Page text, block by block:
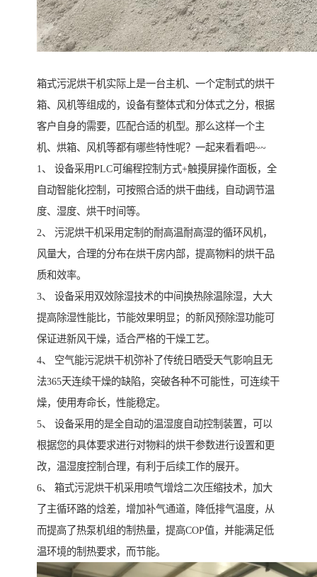
箱式污泥烘干机实际上是一台主机、一个定制式的烘干
箱、风机等组成的，设备有整体式和分体式之分，根据
客户自身的需要，匹配合适的机型。那么这样一个主
机、烘箱、风机等都有哪些特性呢？一起来看看吧~~
1、 设备采用PLC可编程控制方式+触摸屏操作面板，全
自动智能化控制，可按照合适的烘干曲线，自动调节温
度、湿度、烘干时间等。
2、 污泥烘干机采用定制的耐高温耐高湿的循环风机，
风量大，合理的分布在烘干房内部，提高物料的烘干品
质和效率。
3、 设备采用双效除湿技术的中间换热除温除湿，大大
提高除湿性能比，节能效果明显；的新风预除湿功能可
保证进新风干燥，适合严格的干燥工艺。
4、 空气能污泥烘干机弥补了传统日晒受天气影响且无
法365天连续干燥的缺陷，突破各种不可能性，可连续干
燥，使用寿命长，性能稳定。
5、 设备采用的是全自动的温湿度自动控制装置，可以
根据您的具体要求进行对物料的烘干参数进行设置和更
改，温湿度控制合理，有利于后续工作的展开。
6、 箱式污泥烘干机采用喷气增焓二次压缩技术，加大
了主循环路的焓差，增加补气通道，降低排气温度，从
而提高了热泵机组的制热量，提高COP值，并能满足低
温环境的制热要求，而节能。